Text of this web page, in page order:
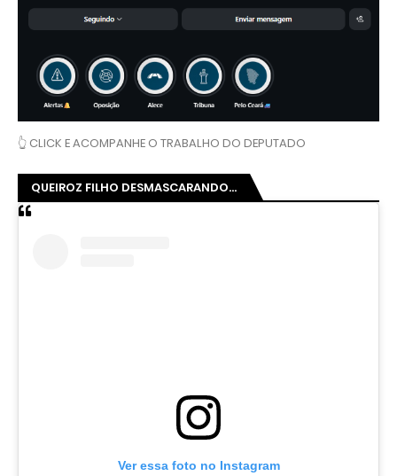
👆 CLICK E ACOMPANHE O TRABALHO DO DEPUTADO
QUEIROZ FILHO DESMASCARANDO...
Ver essa foto no Instagram